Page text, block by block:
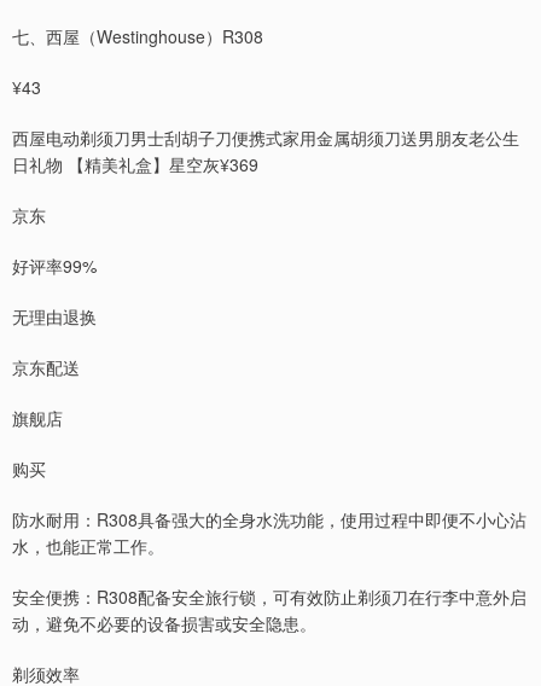
七、西屋（Westinghouse）R308
¥43
西屋电动剃须刀男士刮胡子刀便携式家用金属胡须刀送男朋友老公生
日礼物 【精美礼盒】星空灰¥369
京东
好评率99%
无理由退换
京东配送
旗舰店
购买
防水耐用：R308具备强大的全身水洗功能，使用过程中即便不小心沾
水，也能正常工作。
安全便携：R308配备安全旅行锁，可有效防止剃须刀在行李中意外启
动，避免不必要的设备损害或安全隐患。
剃须效率